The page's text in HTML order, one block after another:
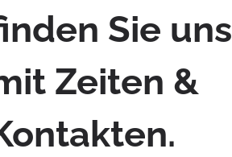
Sie uns
Zeiten &